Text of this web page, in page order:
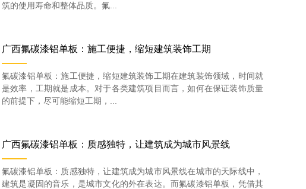
筑的使用寿命和整体品质。氟...
广西氟碳漆铝单板：施工便捷，缩短建筑装饰工期
氟碳漆铝单板：施工便捷，缩短建筑装饰工期在建筑装饰领域，时间就
是效率，工期就是成本。对于各类建筑项目而言，如何在保证装饰质量
的前提下，尽可能缩短工期，...
广西氟碳漆铝单板：质感独特，让建筑成为城市风景线
氟碳漆铝单板：质感独特，让建筑成为城市风景线在城市的天际线中，
建筑是凝固的音乐，是城市文化的外在表达。而氟碳漆铝单板，凭借其